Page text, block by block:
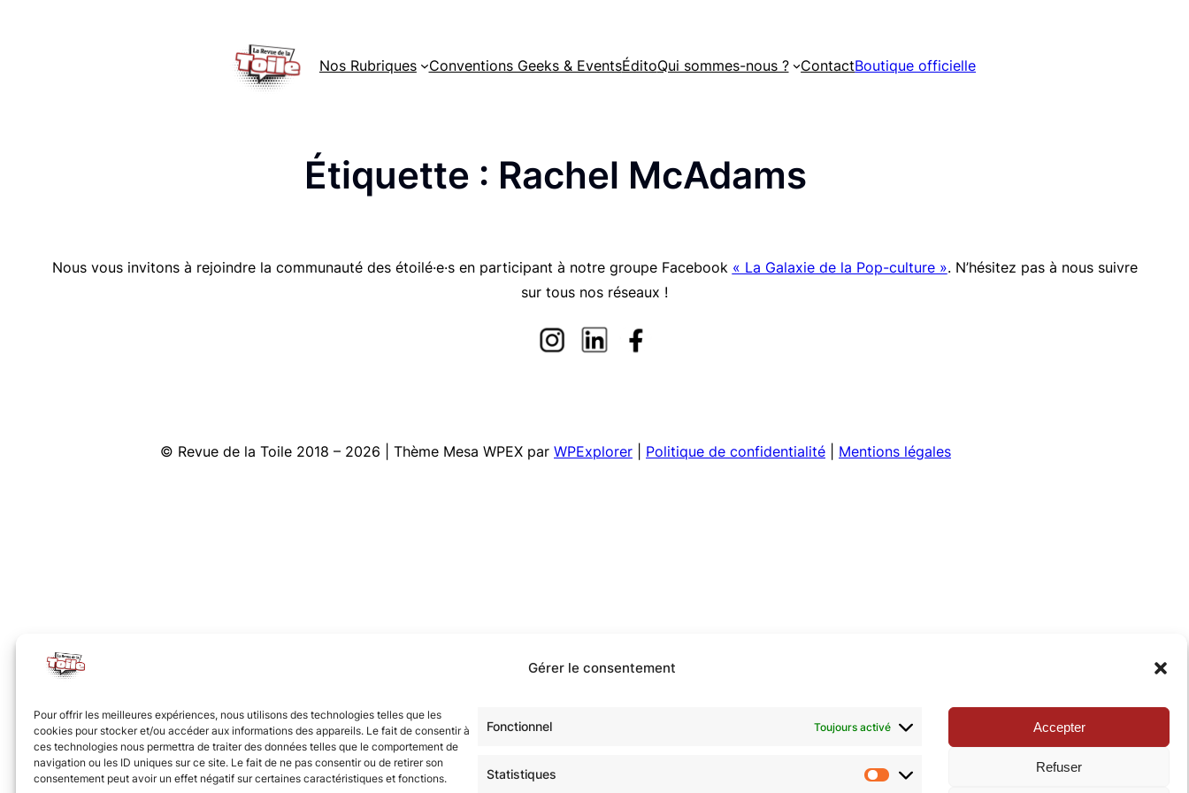
Gérer le consentement
Pour offrir les meilleures expériences, nous utilisons des technologies telles que les
cookies pour stocker et/ou accéder aux informations des appareils. Le fait de consentir à
ces technologies nous permettra de traiter des données telles que le comportement de
navigation ou les ID uniques sur ce site. Le fait de ne pas consentir ou de retirer son
consentement peut avoir un effet négatif sur certaines caractéristiques et fonctions.
Fonctionnel Toujours activé
Statistiques
Accepter
Refuser
Nos Rubriques Conventions Geeks & EventsÉditoQui sommes-nous ? ContactBoutique officielle
Étiquette : Rachel McAdams
Nous vous invitons à rejoindre la communauté des étoilé·e·s en participant à notre groupe Facebook « La Galaxie de la Pop-culture ». N’hésitez pas à nous suivre
sur tous nos réseaux !
© Revue de la Toile 2018 – 2026 | Thème Mesa WPEX par WPExplorer Politique de confidentialité Mentions légales